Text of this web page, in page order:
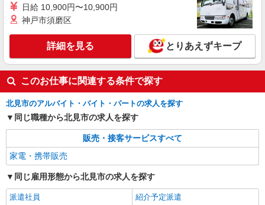
日給 10,900円〜10,900円
神戸市須磨区
詳細を見る とりあえずキープ
このお仕事に関連する条件で探す
北見市のアルバイト・バイト・パートの求人を探す
同じ職種から北見市の求人を探す
販売・接客サービスすべて
家電・携帯販売
同じ雇用形態から北見市の求人を探す
派遣社員 紹介予定派遣